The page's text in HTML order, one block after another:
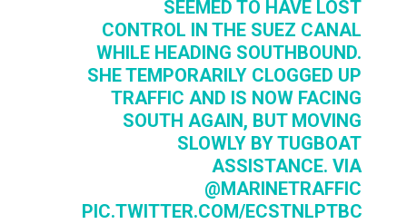
SEEMED TO HAVE LOST
CONTROL IN THE SUEZ CANAL
WHILE HEADING SOUTHBOUND.
SHE TEMPORARILY CLOGGED UP
TRAFFIC AND IS NOW FACING
SOUTH AGAIN, BUT MOVING
SLOWLY BY TUGBOAT
ASSISTANCE. VIA
@MARINETRAFFIC
PIC.TWITTER.COM/ECSTNLPTBC